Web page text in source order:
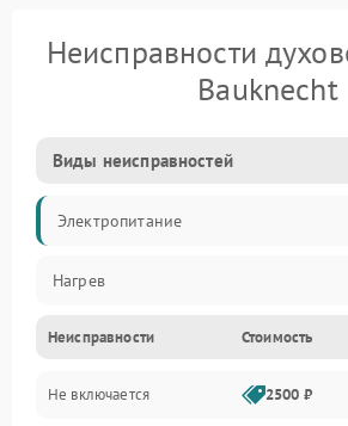
Неисправности
Bauknecht
Виды неисправностей
Электропитание
Нагрев
Неисправности Стоимость
Не включается 2500 ₽